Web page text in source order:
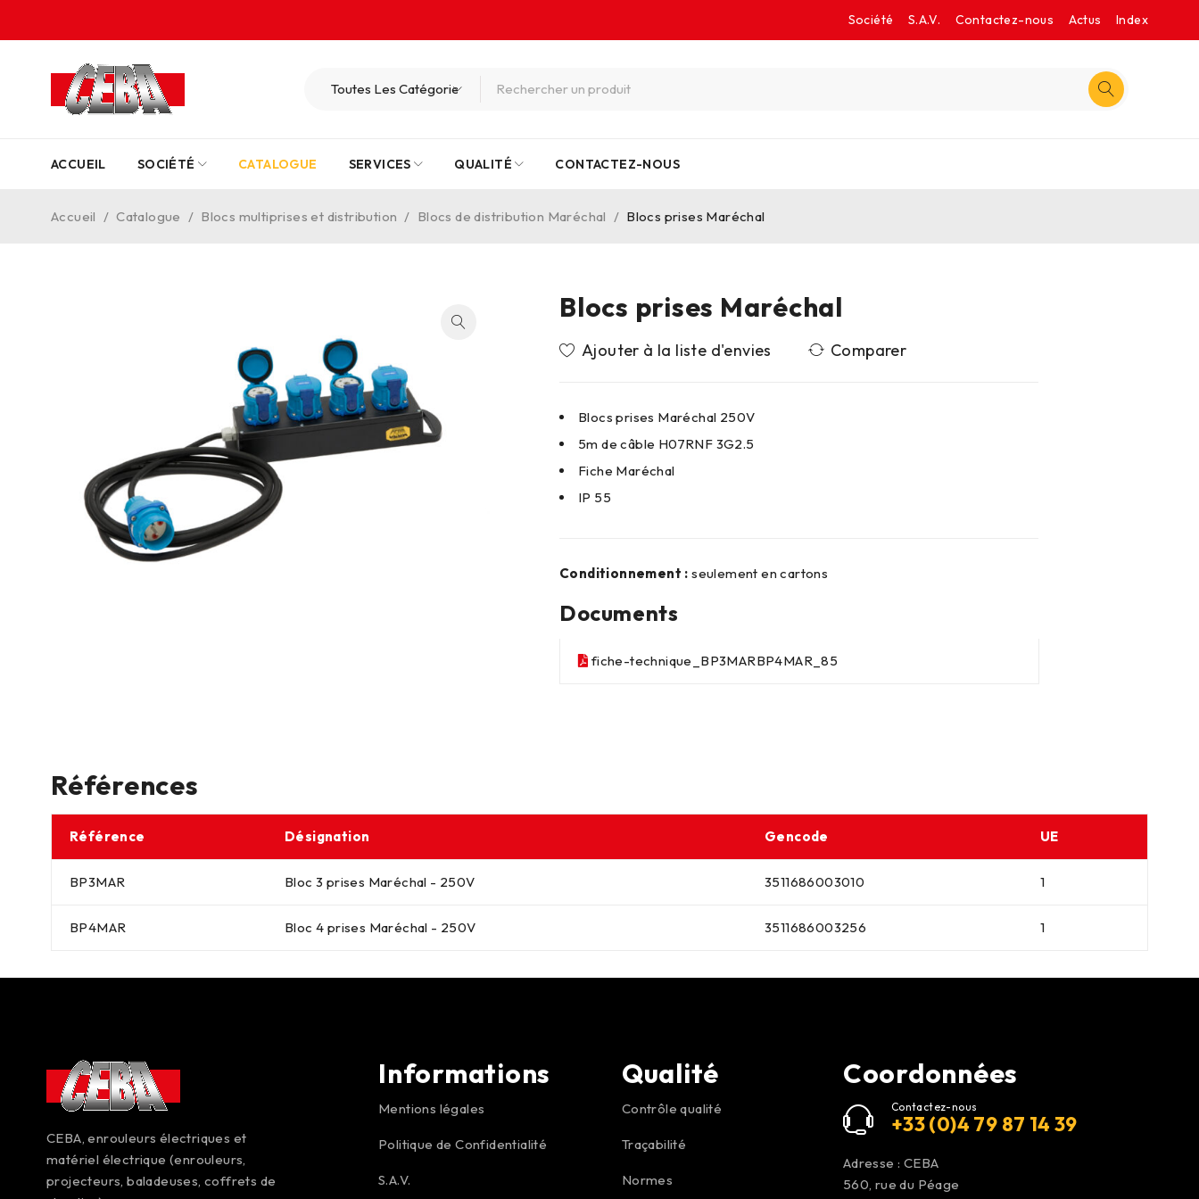
Société S.A.V. Contactez-nous Actus Index
ACCUEIL SOCIÉTÉ CATALOGUE SERVICES QUALITÉ CONTACTEZ-NOUS
Accueil / Catalogue / Blocs multiprises et distribution / Blocs de distribution Maréchal / Blocs prises Maréchal
Blocs prises Maréchal
Comparer
Blocs prises Maréchal 250V
5m de câble H07RNF 3G2.5
Fiche Maréchal
IP 55
Conditionnement : seulement en cartons
Documents
fiche-technique_BP3MARBP4MAR_85
Références
Référence Désignation Gencode UE
BP3MAR Bloc 3 prises Maréchal - 250V 3511686003010 1
BP4MAR Bloc 4 prises Maréchal - 250V 3511686003256 1
CEBA, enrouleurs électriques et
matériel électrique (enrouleurs,
projecteurs, baladeuses, coffrets de
Informations
Mentions légales
Politique de Confidentialité
S.A.V.
Qualité
Contrôle qualité
Traçabilité
Normes
Coordonnées
Contactez-nous
+33 (0)4 79 87 14 39
Adresse : CEBA
560, rue du Péage